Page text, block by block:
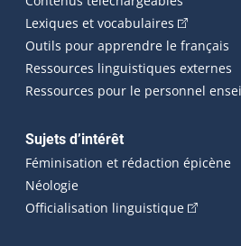
Lexiques et vocabulaires (Cet
Outils pour apprendre le français
Ressources linguistiques externes
Ressources pour le personnel
Sujets d’intérêt
Féminisation et rédaction épicène
Néologie
Officialisation linguistique(Cet